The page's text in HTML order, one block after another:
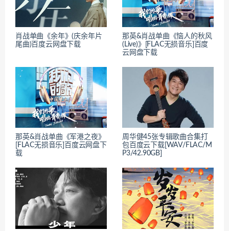
肖战单曲《余年》(庆余年片
尾曲)百度云网盘下载
那英&肖战单曲《恼人的秋风
(Live)》[FLAC无损音乐]百度
云网盘下载
那英&肖战单曲《军港之夜》
[FLAC无损音乐]百度云网盘下
载
周华健45张专辑歌曲合集打
包百度云下载[WAV/FLAC/M
P3/42.90GB]